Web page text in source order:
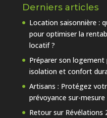
Derniers articles
Location saisonnière :
pour optimiser la
locatif ?
Préparer son logement
isolation et confort
Artisans : Protégez
prévoyance sur-
Retour sur Révélations